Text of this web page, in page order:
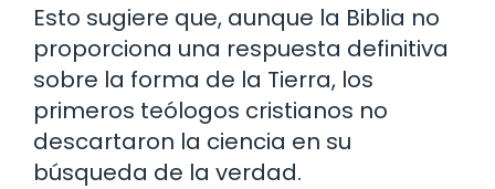
Esto sugiere que, aunque la Biblia no
proporciona una respuesta definitiva
sobre la forma de la Tierra, los
primeros teólogos cristianos no
descartaron la ciencia en su
búsqueda de la verdad.